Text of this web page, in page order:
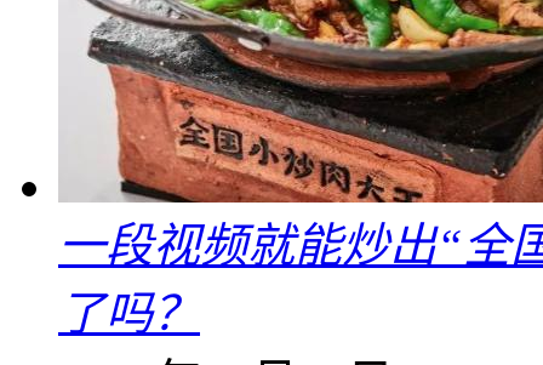
一段视频就能炒出“全
了吗？